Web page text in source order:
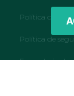
Política de
Política de
Formulario de